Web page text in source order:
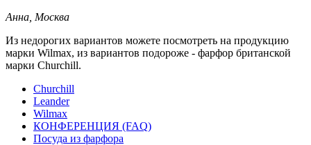
Анна, Москва
Из недорогих вариантов можете посмотреть на продукцию
марки Wilmax, из вариантов подороже - фарфор британской
марки Churchill.
Churchill
Leander
Wilmax
КОНФЕРЕНЦИЯ (FAQ)
Посуда из фарфора